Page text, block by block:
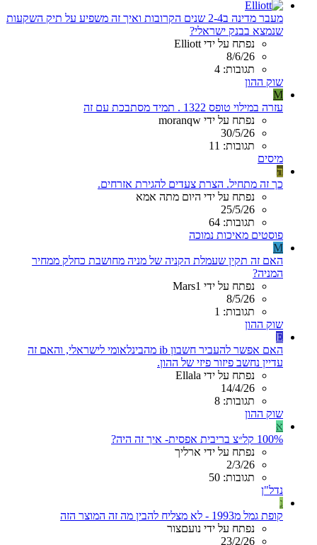
מעבר מדינה ב2-4 שנים הקרובות ואיך זה משפיע על תיק השקעות
שנמצא בבנק ישראלי?
נפתח על ידי Elliott
8/6/26
תגובות: 4
שוק ההון
M
עזרה במילוי טופס 1322 . תמיד מסתבכת עם זה
נפתח על ידי moranqw
30/5/26
תגובות: 11
מיסים
ה
כך זה מתחיל. הצרת צעדים להגירת אזרחים.
נפתח על ידי היום מתה אמא
25/5/26
תגובות: 64
פוסטים מאיכות נמוכה
M
האם זה תקין שעמלת הקניה של מניה מחושבת כחלק ממחיר
המניה?
נפתח על ידי Mars1
8/5/26
תגובות: 1
שוק ההון
E
האם אפשר להעביר חשבון ib מהבינלאומי לישראלי, והאם זה
עדיין נחשב פיזור פיזי של ההון.
נפתח על ידי Ellala
14/4/26
תגובות: 8
שוק ההון
א
100% קל״צ בריבית אפסית- איך זה היה?
נפתח על ידי ארליך
2/3/26
תגובות: 50
נדל"ן
נ
קופת גמל מ1993 - לא מצליח להבין מה זה המוצר הזה
נפתח על ידי נועםצור
23/2/26